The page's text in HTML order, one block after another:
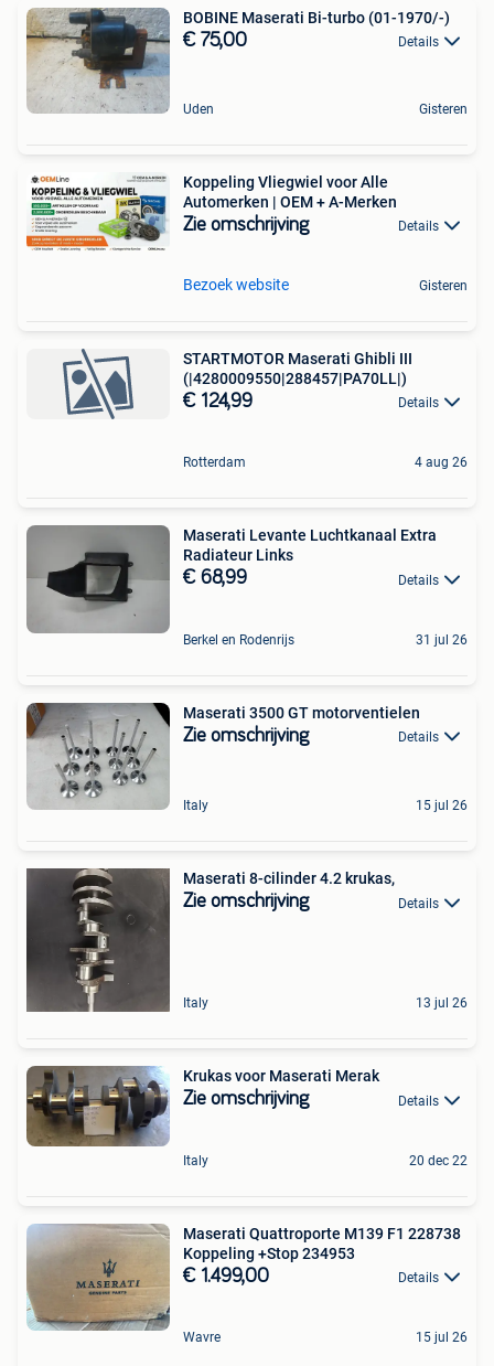
BOBINE Maserati Bi-turbo (01-1970/-)
€ 75,00 Details
Uden Gisteren
Koppeling Vliegwiel voor Alle
Automerken | OEM + A-Merken
Zie omschrijving Details
Bezoek website Gisteren
STARTMOTOR Maserati Ghibli III
(|4280009550|288457|PA70LL|)
€ 124,99 Details
Rotterdam 4 aug 26
Maserati Levante Luchtkanaal Extra
Radiateur Links
€ 68,99 Details
Berkel en Rodenrijs 31 jul 26
Maserati 3500 GT motorventielen
Zie omschrijving Details
Italy 15 jul 26
Maserati 8-cilinder 4.2 krukas,
Zie omschrijving Details
Italy 13 jul 26
Krukas voor Maserati Merak
Zie omschrijving Details
Italy 20 dec 22
Maserati Quattroporte M139 F1 228738
Koppeling +Stop 234953
€ 1.499,00 Details
Wavre 15 jul 26